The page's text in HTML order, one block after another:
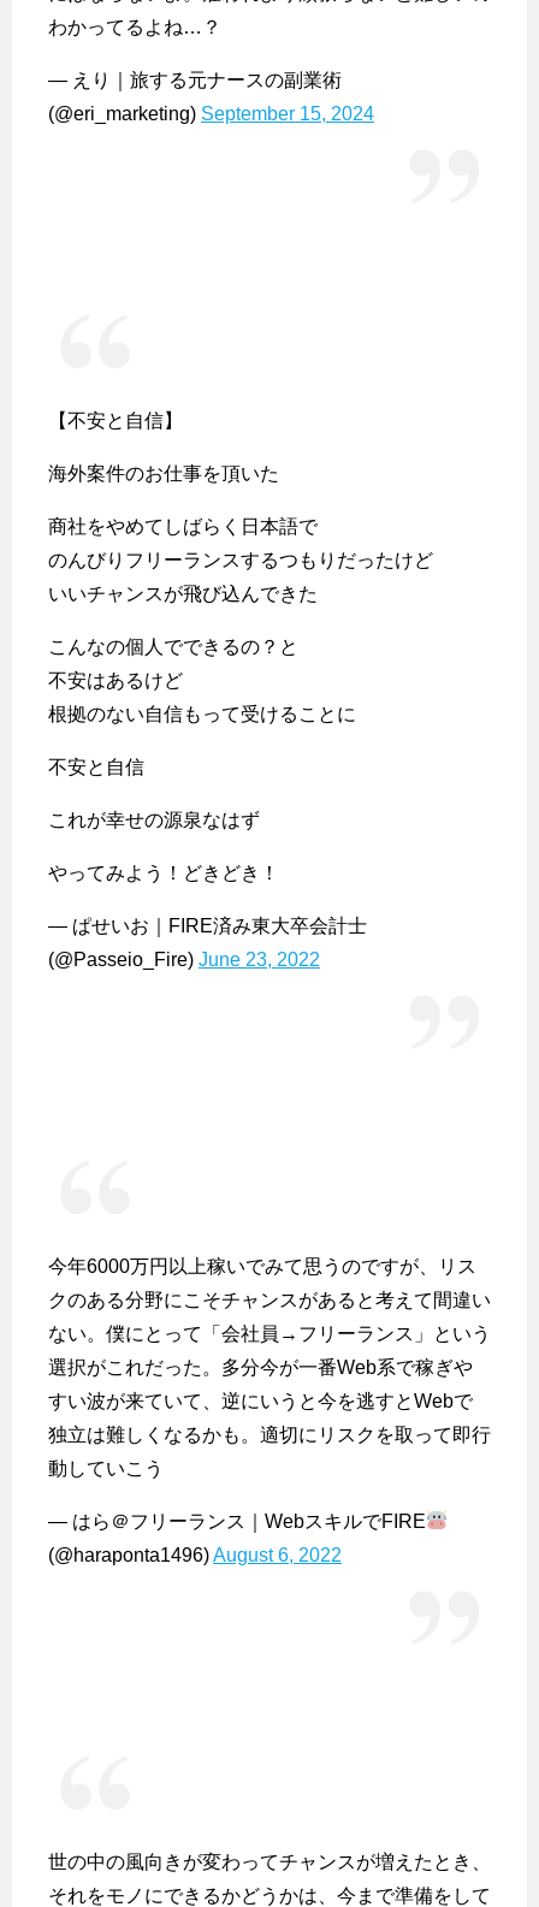
わかってるよね…？
— えり｜旅する元ナースの副業術
(@eri_marketing) September 15, 2024
【不安と自信】
海外案件のお仕事を頂いた
商社をやめてしばらく日本語で
のんびりフリーランスするつもりだったけど
いいチャンスが飛び込んできた
こんなの個人でできるの？と
不安はあるけど
根拠のない自信もって受けることに
不安と自信
これが幸せの源泉なはず
やってみよう！どきどき！
— ぱせいお｜FIRE済み東大卒会計士
(@Passeio_Fire) June 23, 2022
今年6000万円以上稼いでみて思うのですが、リス
クのある分野にこそチャンスがあると考えて間違い
ない。僕にとって「会社員→フリーランス」という
選択がこれだった。多分今が一番Web系で稼ぎや
すい波が来ていて、逆にいうと今を逃すとWebで
独立は難しくなるかも。適切にリスクを取って即行
動していこう
— はら＠フリーランス｜WebスキルでFIRE
(@haraponta1496)August 6, 2022
世の中の風向きが変わってチャンスが増えたとき、
それをモノにできるかどうかは、今まで準備をして